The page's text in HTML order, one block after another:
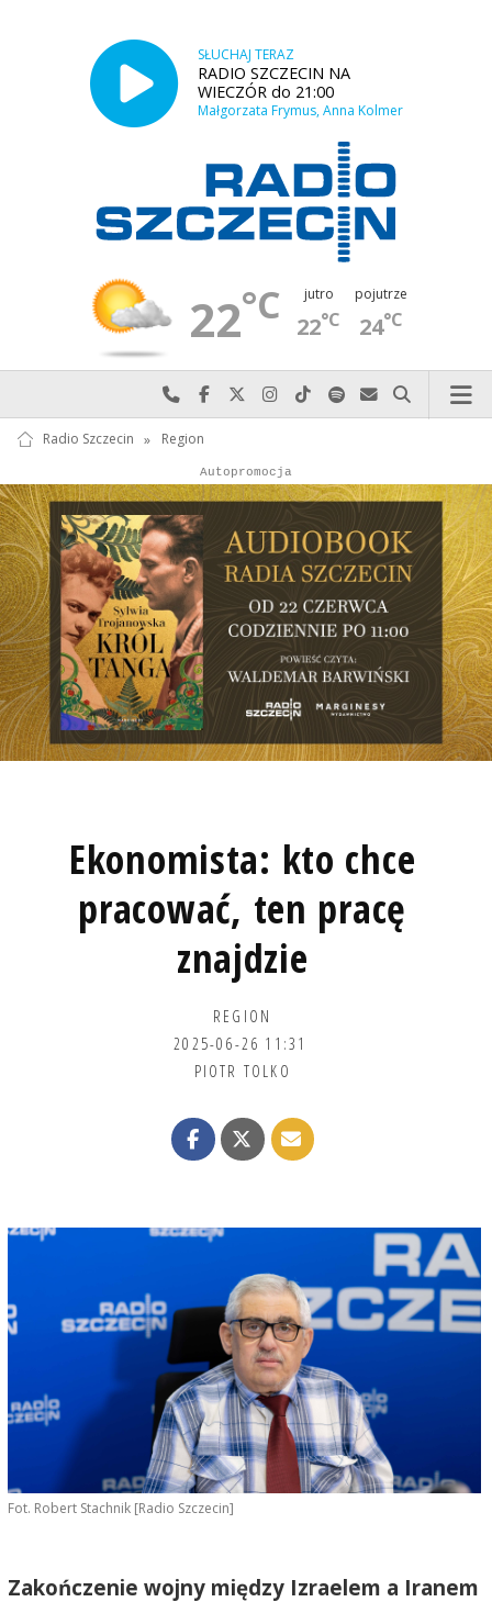
SŁUCHAJ TERAZ
RADIO SZCZECIN NA
WIECZÓR do 21:00
Małgorzata Frymus, Anna Kolmer
22°C jutro
22°C
pojutrze
24°C
Najlepiej po prostu do nas zadzwoń
Odwiedź nas na Facebook-u
Odwiedź nas na X
Odwiedź nas na Instagram-ie
Odwiedź nas na TikTok-u
Szukaj nas na Spotify
Wyślij do nas
Szukaj
Radio Szczecin » Region
Reklama
Autopromocja
Autopromocja
Ekonomista: kto chce
pracować, ten pracę
znajdzie
REGION
2025-06-26 11:31
PIOTR TOLKO
Fot. Robert Stachnik [Radio Szczecin]
Zakończenie wojny między Izraelem a Iranem